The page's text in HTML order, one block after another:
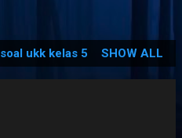
soal ukk kelas 5 SHOW ALL